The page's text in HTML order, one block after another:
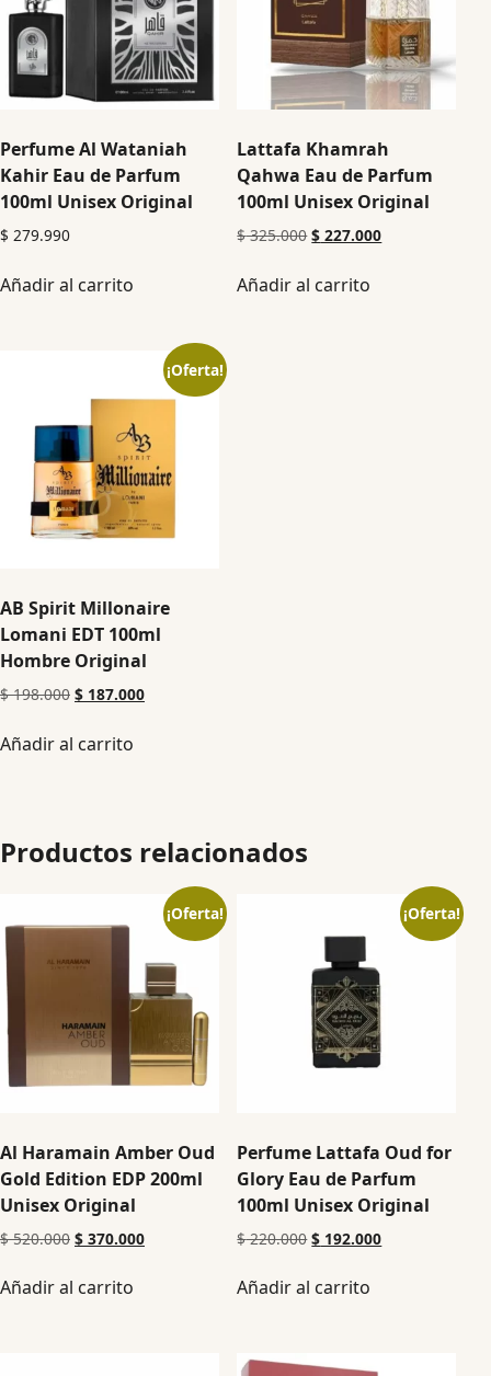
Perfume Al Wataniah
Kahir Eau de Parfum
100ml Unisex Original
$ 279.990
Añadir al carrito
Lattafa Khamrah
Qahwa Eau de Parfum
100ml Unisex Original
$325.000 $ 227.000
Añadir al carrito
¡Oferta!
AB Spirit Millonaire
Lomani EDT 100ml
Hombre Original
$198.000 $ 187.000
Añadir al carrito
Productos relacionados
¡Oferta!
Al Haramain Amber Oud
Gold Edition EDP 200ml
Unisex Original
$520.000 $ 370.000
Añadir al carrito
¡Oferta!
Perfume Lattafa Oud for
Glory Eau de Parfum
100ml Unisex Original
$220.000 $ 192.000
Añadir al carrito